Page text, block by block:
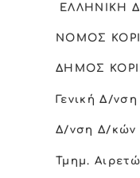
ΝΟΜΟΣ
ΔΗΜΟΣ
Γενική Δ/νση
Δ/νση Δ/κών
Τμημ.